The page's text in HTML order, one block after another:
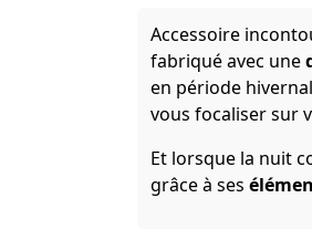
Accessoire
fabriqué avec une
en période
vous focaliser sur
Et lorsque la nuit
grâce à ses